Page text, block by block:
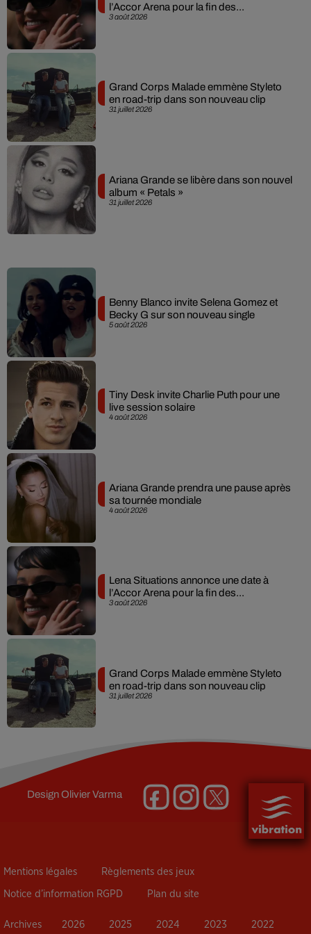
3 août 2026
l’Accor Arena pour la fin des...
31 juillet 2026
Grand Corps Malade emmène Styleto
en road-trip dans son nouveau clip
31 juillet 2026
Ariana Grande se libère dans son nouvel
album « Petals »
5 août 2026
Benny Blanco invite Selena Gomez et
Becky G sur son nouveau single
4 août 2026
Tiny Desk invite Charlie Puth pour une
live session solaire
4 août 2026
Ariana Grande prendra une pause après
sa tournée mondiale
3 août 2026
Lena Situations annonce une date à
l’Accor Arena pour la fin des...
31 juillet 2026
Grand Corps Malade emmène Styleto
en road-trip dans son nouveau clip
DesignOlivier Varma
Mentions légales Règlements des jeux
Notice d’information RGPD Plan du site
Archives 2026 2025 2024 2023 2022